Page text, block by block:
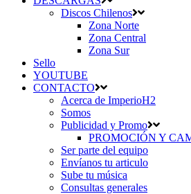
Discos Chilenos
Zona Norte
Zona Central
Zona Sur
Sello
YOUTUBE
CONTACTO
Acerca de ImperioH2
Somos
Publicidad y Promo
PROMOCIÓN Y
Ser parte del equipo
Envíanos tu articulo
Sube tu música
Consultas generales